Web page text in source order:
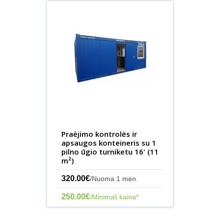
Praėjimo kontrolės ir
apsaugos konteineris su 1
pilno ūgio turniketu 16' (11
m²)
320.00€/Nuoma 1 mėn.
250.00€/Minimali kaina*